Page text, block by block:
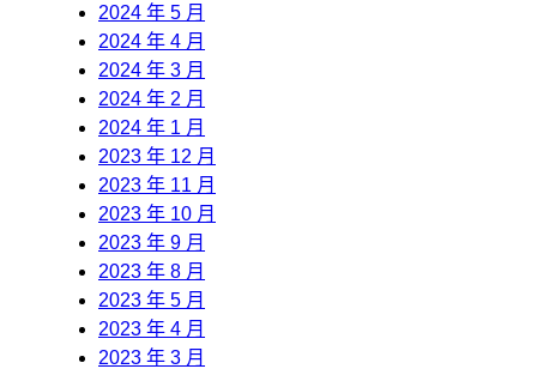
2024 年 5 月
2024 年 4 月
2024 年 3 月
2024 年 2 月
2024 年 1 月
2023 年 12 月
2023 年 11 月
2023 年 10 月
2023 年 9 月
2023 年 8 月
2023 年 5 月
2023 年 4 月
2023 年 3 月